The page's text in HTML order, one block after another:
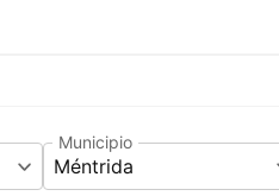
Méntrida
Municipio